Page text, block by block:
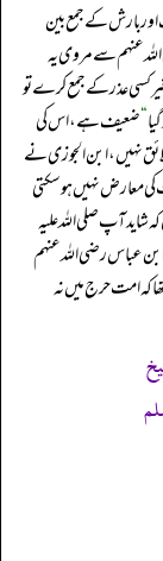
بارش کے جمع بین
عنہم سے مروی یہ
کسی عذر کے جمع کرے تو
“ضعیف ہے، اس کی
نہیں، ابن الجوزی نے
معارض نہیں ہو سکتی
آپ صلی اللہ علیہ
ابن عباس رضی اللہ عنہم
کہ امت حرج میں نہ